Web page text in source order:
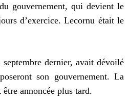
gouvernement, qui devient le
d’exercice. Lecornu était le
dernier, avait dévoilé
son gouvernement. La
annoncée plus tard.